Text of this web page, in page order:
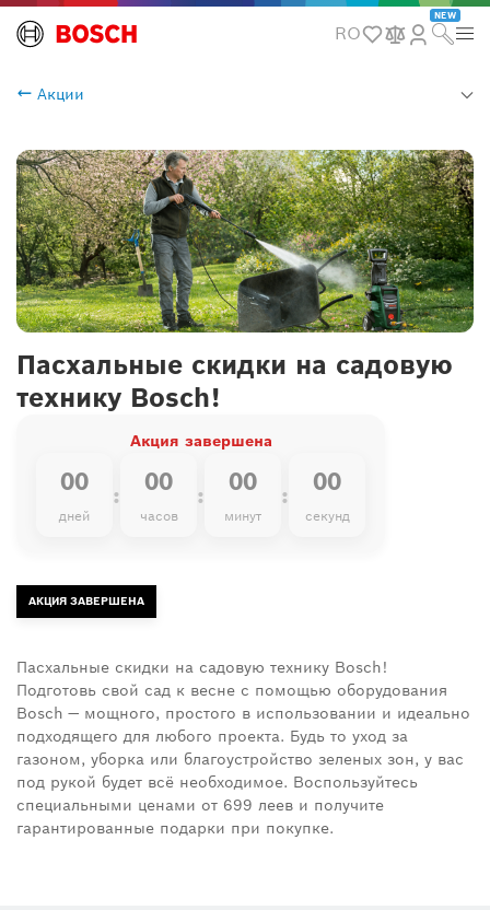
RO
NEW
Акции
Пасхальные скидки на садовую
технику Bosch!
Акция завершена
00
дней
: 00
часов
: 00
минут
: 00
секунд
АКЦИЯ ЗАВЕРШЕНА
Пасхальные скидки на садовую технику Bosch!
Подготовь свой сад к весне с помощью оборудования
Bosch — мощного, простого в использовании и идеально
подходящего для любого проекта. Будь то уход за
газоном, уборка или благоустройство зеленых зон, у вас
под рукой будет всё необходимое. Воспользуйтесь
специальными ценами от 699 леев и получите
гарантированные подарки при покупке.